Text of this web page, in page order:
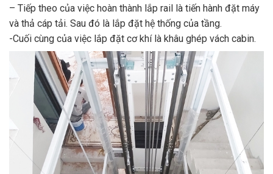
– Tiếp theo của việc hoàn thành lắp rail là tiến hành đặt máy
và thả cáp tải. Sau đó là lắp đặt hệ thống của tầng.
-Cuối cùng của việc lắp đặt cơ khí là khâu ghép vách cabin.